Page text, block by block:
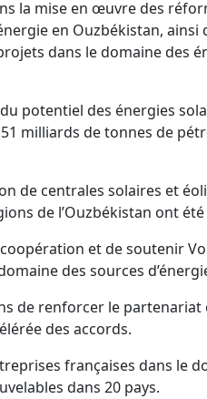
la mise en œuvre des
en Ouzbékistan, ainsi
dans le domaine des
potentiel des énergies
milliards de tonnes de
de centrales solaires et
de l’Ouzbékistan ont
et de soutenir
des sources
de renforcer le partenariat
des accords.
françaises dans le
dans 20 pays.